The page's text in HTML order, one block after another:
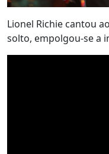
Lionel Richie cantou
solto, empolgou-se a